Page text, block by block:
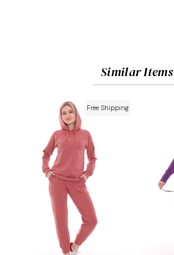
Similar Items
Free Shipping